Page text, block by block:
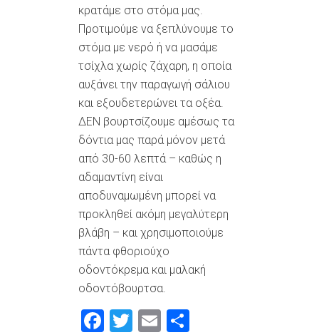
κρατάμε στο στόμα μας.
Προτιμούμε να ξεπλύνουμε το
στόμα με νερό ή να μασάμε
τσίχλα χωρίς ζάχαρη, η οποία
αυξάνει την παραγωγή σάλιου
και εξουδετερώνει τα οξέα.
ΔΕΝ βουρτσίζουμε αμέσως τα
δόντια μας παρά μόνον μετά
από 30-60 λεπτά – καθώς η
αδαμαντίνη είναι
αποδυναμωμένη μπορεί να
προκληθεί ακόμη μεγαλύτερη
βλάβη – και χρησιμοποιούμε
πάντα φθοριούχο
οδοντόκρεμα και μαλακή
οδοντόβουρτσα.
Facebook
Twitter
Email